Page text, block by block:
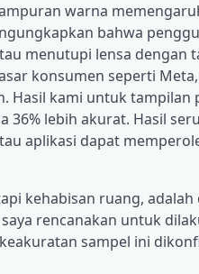
warna
bahwa
menutupi lensa dengan
konsumen seperti
Hasil kami untuk tampilan
lebih akurat. Hasil
aplikasi dapat
kehabisan ruang,
rencanakan untuk
sampel ini